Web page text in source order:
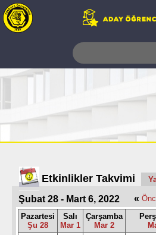
TELEFON
AÇILAN
UZAKTAN
EĞİTİM
KAMPÜSTE
YAŞAM
KÜTÜPHANE
Etkinlikler Takvimi
Şubat 28 - Mart 6, 2022 «
Pazartesi
Şu 28
Salı
Mar 1
Çarşamba
Mar 2